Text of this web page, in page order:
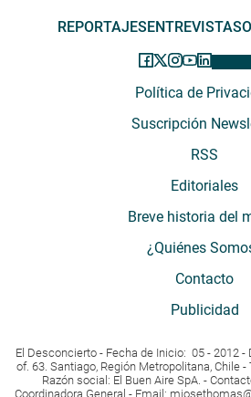
REPORTAJESENTREVISTAS
Política de
Suscripción
RSS
Editoriales
Breve historia del
¿Quiénes
Contacto
Publicidad
El Desconcierto - Fecha de Inicio: 05 - 2012 -
of. 63. Santiago, Región Metropolitana, Chile
Razón social: El Buen Aire SpA. -
Coordinadora General - Email: